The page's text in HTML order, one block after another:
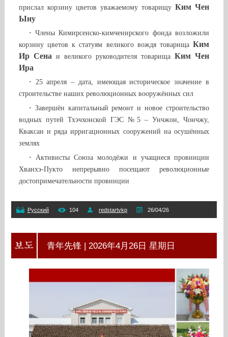
прислал корзину цветов уважаемому товарищу Ким Чен
Ыну
·Члены Кимирсенско-кимченирского фонда возложили
корзину цветов к статуям великого вождя товарища Ким
Ир Сена и великого руководителя товарища Ким Чен
Ира
· 25 апреля – дата, имеющая историческое значение в
строительстве наших революционных вооружённых сил
· Завершён капитальный ремонт и новое строительство
водных путей Тхэчхонской ГЭС №5 – Унчжон, Чончжу,
Кваксан и ряда ирригационных сооружений на осушённых
землях
· Активисты Союза молодёжи и учащиеся провинции
Хванхэ-Пукто непрерывно посещают революционные
достопримечательности провинции
Русский 104 redstartvkp 26/04/26
青年先锋 | 2026年4月26日 星期日